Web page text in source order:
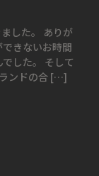
した。 ありが
きないお時間
した。 そして
ンドの合 […]